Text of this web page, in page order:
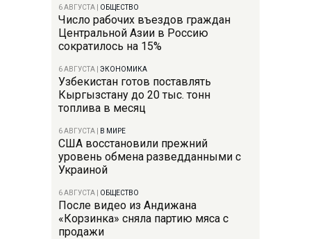
6 АВГУСТА ОБЩЕСТВО
Число рабочих въездов граждан
Центральной Азии в Россию
сократилось на 15%
6 АВГУСТА ЭКОНОМИКА
Узбекистан готов поставлять
Кыргызстану до 20 тыс. тонн
топлива в месяц
6 АВГУСТА В МИРЕ
США восстановили прежний
уровень обмена разведданными с
Украиной
6 АВГУСТА ОБЩЕСТВО
После видео из Андижана
«Корзинка» сняла партию мяса с
продажи